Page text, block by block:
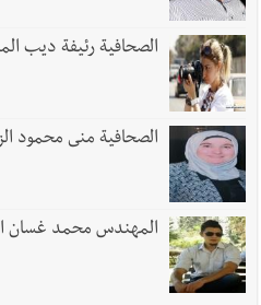
الصحافية رئيفة ديب
الصحافية منى محمود
المهندس محمد غسان